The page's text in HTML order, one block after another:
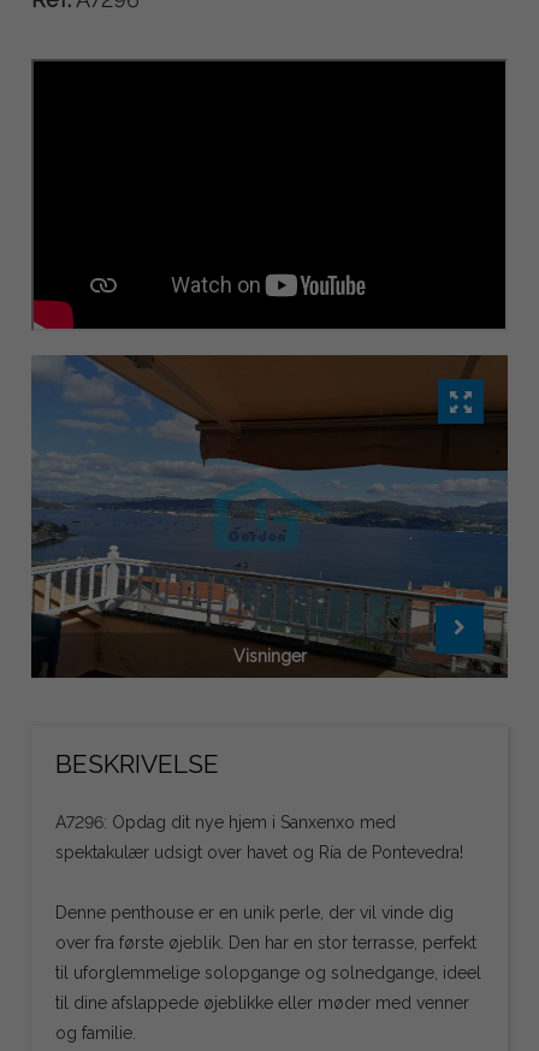
Visninger
BESKRIVELSE
A7296: Opdag dit nye hjem i Sanxenxo med
spektakulær udsigt over havet og Ría de Pontevedra!
Denne penthouse er en unik perle, der vil vinde dig
over fra første øjeblik. Den har en stor terrasse, perfekt
til uforglemmelige solopgange og solnedgange, ideel
til dine afslappede øjeblikke eller møder med venner
og familie.